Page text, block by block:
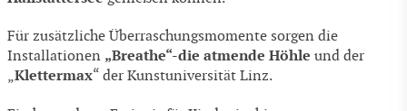
Für zusätzliche Überraschungsmomente sorgen die
Installationen „Breathe“-die atmende Höhle und der
„Klettermax“ der Kunstuniversität Linz.